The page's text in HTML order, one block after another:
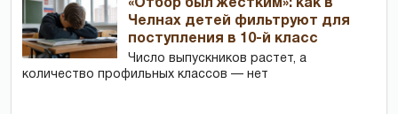
«Отбор был жестким»: как в
Челнах детей фильтруют для
поступления в 10-й класс
Число выпускников растет, а
количество профильных классов — нет